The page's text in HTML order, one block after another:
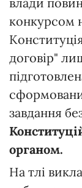
конкурсом
договір"
завдання
органом.
На тлі